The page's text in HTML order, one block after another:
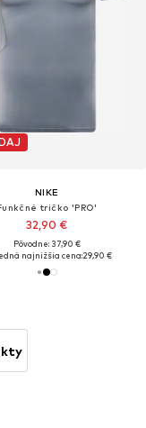
NIKE
tričko 'PRO'
32,90 €
Pôvodne: 37,90 €
najnižšia cena:29,90 €